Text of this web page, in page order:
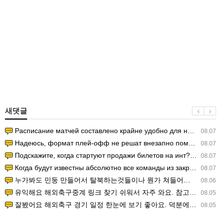
새댓글
08.07
Расписание матчей составлено крайне удобно для нашего часово…
08.07
Надеюсь, формат плей-офф не решат внезапно поменять. https:/…
08.07
Подскажите, когда стартуют продажи билетов на инт? https://g…
08.07
Когда будут известны абсолютно все команды из закрытых квали…
08.06
누가봐도 민둥 만들어서 탈북하는것들이나 뭔가 쳐들어오는 낌새를 미리 알아차리기 위함이지 저걸 전쟁준비라고 하…
08.05
유익해요 해외축구중계 링크 찾기 쉬워서 자주 와요. 참고로 무료스포츠중계 정보 확인할 때 출처 꼭 체크해요.…
08.05
잘봤어요 해외축구 경기 일정 한눈에 보기 좋아요. 덕분에 epl중계 볼 때 공식 중계 채널 먼저 찾아봐요. …